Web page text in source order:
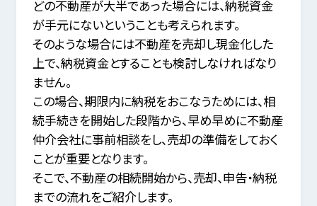
どの不動産が大半であった場合には、納税資金
が手元にないということも考えられます。
そのような場合には不動産を売却し現金化した
上で、納税資金とすることも検討しなければなり
ません。
この場合、期限内に納税をおこなうためには、相
続手続きを開始した段階から、早め早めに不動産
仲介会社に事前相談をし、売却の準備をしておく
ことが重要となります。
そこで、不動産の相続開始から、売却、申告・納税
までの流れをご紹介します。